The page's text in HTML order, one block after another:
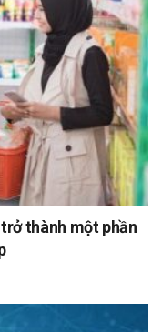
thành một phần